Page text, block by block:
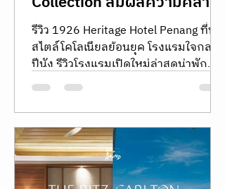
1926 Heritage Hotel
Penang by The Unlimited
Collection สัมผัสความคลาส
สิกยุคโคโลเนียลและมวล
อารมณ์อบอุ่นแห่งปีนัง
รีวิว 1926 Heritage Hotel Penang ที่พัก
สไตล์โคโลเนียลย้อนยุค โรงแรมใจกลาง
ปีนัง รีวิวโรงแรมเปิดใหม่ล่าสุดน่าพัก
ใจกลางเมืองปีนัง 1926 Heritage Hotel
Penang by The Unlimited Collection
สัมผัสความคลาสสิกยุคโคโลเนียลและ